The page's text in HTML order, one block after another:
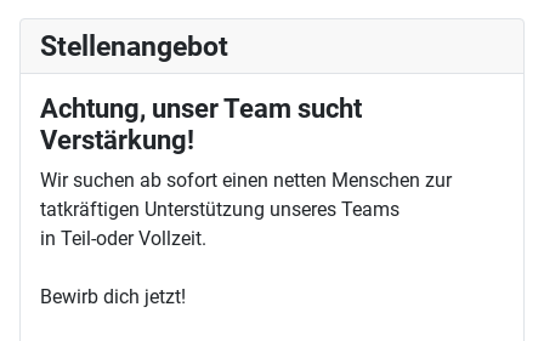
Stellenangebot
Achtung, unser Team sucht
Verstärkung!
Wir suchen ab sofort einen netten Menschen zur
tatkräftigen Unterstützung unseres Teams
in Teil-oder Vollzeit.
Bewirb dich jetzt!